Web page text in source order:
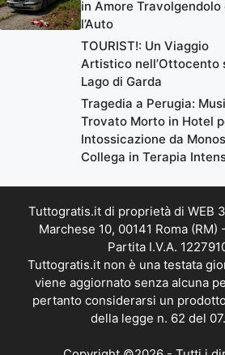
in Amore Travolgendolo
l’Auto
TOURIST!: Un Viaggio
Artistico nell’Ottocento
Lago di Garda
Tragedia a Perugia:
Trovato Morto in Hotel
Intossicazione da
Collega in Terapia
Tuttogratis.it di proprietà di WEB
Marchese 10, 00141 Roma
Partita I.V.A.
Tuttogratis.it non è una testata
viene aggiornato senza alcuna
pertanto considerarsi un
della legge n. 62 del